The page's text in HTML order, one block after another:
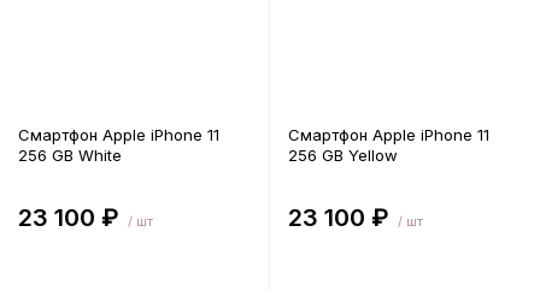
Смартфон Apple iPhone 11
256 GB White
23 100 ₽ / шт
Смартфон Apple iPhone 11
256 GB Yellow
23 100 ₽ / шт